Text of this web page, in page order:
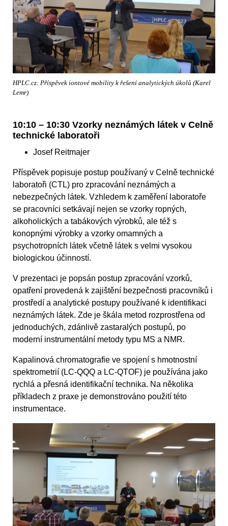
HPLC.cz: Příspěvek iontové mobility k řešení analytických úkolů (Karel
Lemr)
10:10 – 10:30 Vzorky neznámých látek v Celně
technické laboratoři
Josef Reitmajer
Příspěvek popisuje postup používaný v Celně technické
laboratoři (CTL) pro zpracování neznámých a
nebezpečných látek. Vzhledem k zaměření laboratoře
se pracovníci setkávají nejen se vzorky ropných,
alkoholických a tabákových výrobků, ale též s
konopnými výrobky a vzorky omamných a
psychotropních látek včetně látek s velmi vysokou
biologickou účinností.
V prezentaci je popsán postup zpracování vzorků,
opatření provedená k zajištění bezpečnosti pracovníků i
prostředí a analytické postupy používané k identifikaci
neznámých látek. Zde je škála metod rozprostřena od
jednoduchých, zdánlivě zastaralých postupů, po
moderní instrumentální metody typu MS a NMR.
Kapalinová chromatografie ve spojení s hmotnostní
spektrometrií (LC-QQQ a LC-QTOF) je používána jako
rychlá a přesná identifikační technika. Na několika
příkladech z praxe je demonstrováno použití této
instrumentace.